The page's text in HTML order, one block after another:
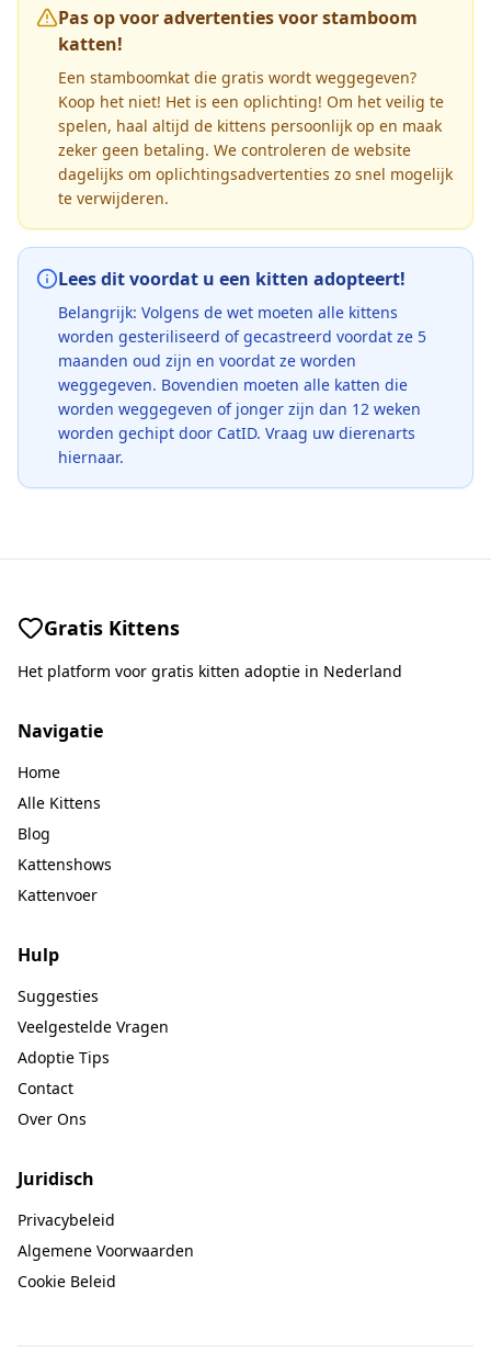
Pas op voor advertenties voor stamboom
katten!
Een stamboomkat die gratis wordt weggegeven?
Koop het niet! Het is een oplichting! Om het veilig te
spelen, haal altijd de kittens persoonlijk op en maak
zeker geen betaling. We controleren de website
dagelijks om oplichtingsadvertenties zo snel mogelijk
te verwijderen.
Lees dit voordat u een kitten adopteert!
Belangrijk: Volgens de wet moeten alle kittens
worden gesteriliseerd of gecastreerd voordat ze 5
maanden oud zijn en voordat ze worden
weggegeven. Bovendien moeten alle katten die
worden weggegeven of jonger zijn dan 12 weken
worden gechipt door CatID. Vraag uw dierenarts
hiernaar.
Gratis Kittens
Het platform voor gratis kitten adoptie in Nederland
Navigatie
Home
Alle Kittens
Blog
Kattenshows
Kattenvoer
Hulp
Suggesties
Veelgestelde Vragen
Adoptie Tips
Contact
Over Ons
Juridisch
Privacybeleid
Algemene Voorwaarden
Cookie Beleid